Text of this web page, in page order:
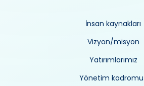
İnsan kaynakları
Vizyon/misyon
Yatırımlarımız
Yönetim